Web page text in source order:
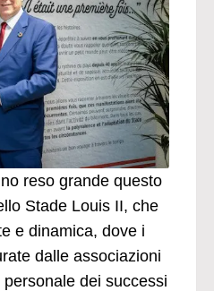
reso grande questo
Stade Louis II, che
e dinamica, dove i
dalle associazioni
dei successi